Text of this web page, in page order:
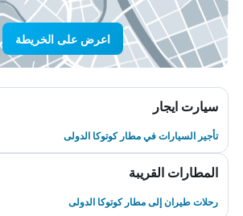
اعرض على الخريطة
سيارت ايجار
تأجير السيارات في مطار كوتوكا الدولى
المطارات القريبة
رحلات طيران إلى مطار كوتوكا الدولى